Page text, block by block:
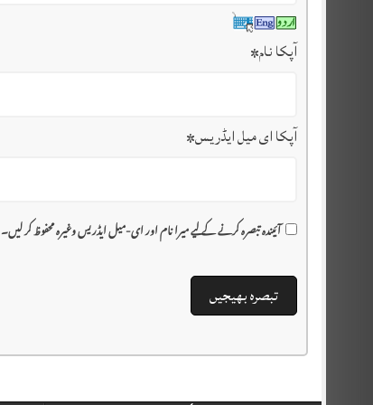
آپکا نام*
آپکا ای میل ایڈریس*
آئیندہ تبصرہ کرنے کے لیے میرا نام اور ای-میل ایڈریس وغیرہ محفوظ کر لیں۔